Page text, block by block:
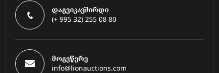
დაგვიკავშირდი
(+ 995 32) 255 08 80
მოგვწერე
info@lionauctions.com